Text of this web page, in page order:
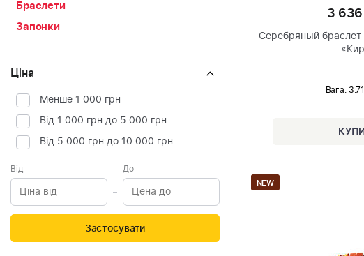
Браслети
Запонки
Ціна
Менше 1 000 грн
Від 1 000 грн до 5 000 грн
Від 5 000 грн до 10 000 грн
Від До
Застосувати
3 636
Серебряный
Вага:
NEW